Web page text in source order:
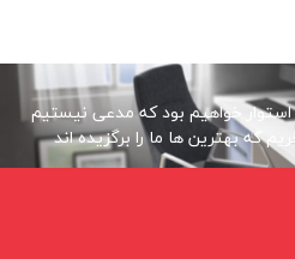
استوار خواهیم بود که مدعی نیستیم
که بهترین ها ما را برگزیده اند